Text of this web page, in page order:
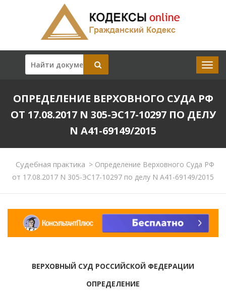
ОПРЕДЕЛЕНИЕ ВЕРХОВНОГО СУДА РФ
ОТ 17.08.2017 N 305-ЭС17-10297 ПО ДЕЛУ
N А41-69149/2015
Судебная практика >Определение Верховного Суда РФ
от 17.08.2017 N 305-ЭС17-10297 по делу N А41-69149/2015
ВЕРХОВНЫЙ СУД РОССИЙСКОЙ ФЕДЕРАЦИИ
ОПРЕДЕЛЕНИЕ